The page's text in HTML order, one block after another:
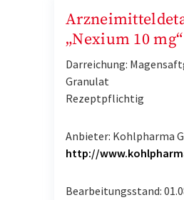
„Nexium 10 mg“
Darreichung:
Granulat
Rezeptpflichtig
Anbieter: Kohlpharma
http://
Bearbeitungsstand: